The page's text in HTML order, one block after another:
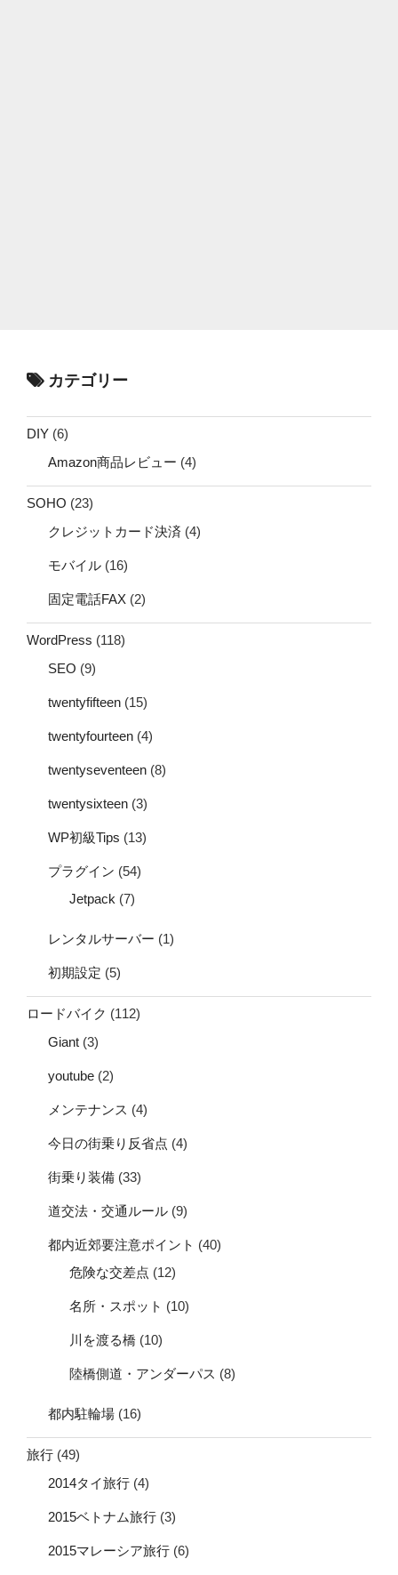
カテゴリー
DIY (6)
Amazon商品レビュー (4)
SOHO (23)
クレジットカード決済 (4)
モバイル (16)
固定電話FAX (2)
WordPress (118)
SEO (9)
twentyfifteen (15)
twentyfourteen (4)
twentyseventeen (8)
twentysixteen (3)
WP初級Tips (13)
プラグイン (54)
Jetpack (7)
レンタルサーバー (1)
初期設定 (5)
ロードバイク (112)
Giant (3)
youtube (2)
メンテナンス (4)
今日の街乗り反省点 (4)
街乗り装備 (33)
道交法・交通ルール (9)
都内近郊要注意ポイント (40)
危険な交差点 (12)
名所・スポット (10)
川を渡る橋 (10)
陸橋側道・アンダーパス (8)
都内駐輪場 (16)
旅行 (49)
2014タイ旅行 (4)
2015ベトナム旅行 (3)
2015マレーシア旅行 (6)